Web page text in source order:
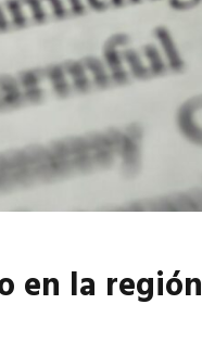
en la región